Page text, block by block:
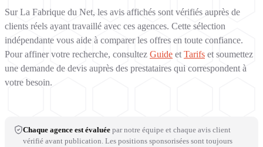
Sur La Fabrique du Net, les avis affichés sont vérifiés auprès de
clients réels ayant travaillé avec ces agences. Cette sélection
indépendante vous aide à comparer les offres en toute confiance.
Pour affiner votre recherche, consultez Guide et Tarifs et soumettez
une demande de devis auprès des prestataires qui correspondent à
votre besoin.
Chaque agence est évaluée par notre équipe et chaque avis client
vérifié avant publication. Les positions sponsorisées sont toujours